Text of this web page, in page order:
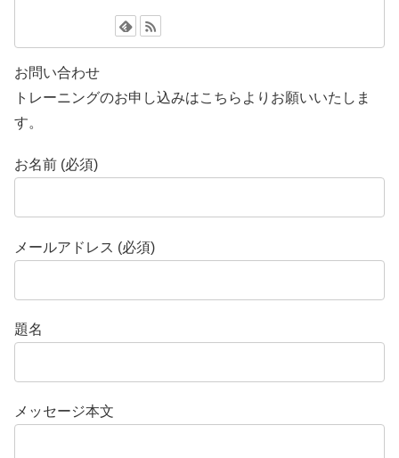
お問い合わせ
トレーニングのお申し込みはこちらよりお願いいたしま
す。
お名前 (必須)
メールアドレス (必須)
題名
メッセージ本文